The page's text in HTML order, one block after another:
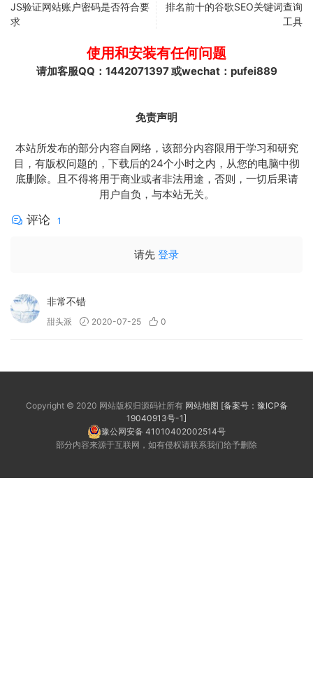
JS验证网站账户密码是否符合要
求
排名前十的谷歌SEO关键词查询
工具
使用和安装有任何问题
请加客服QQ：1442071397 或wechat：pufei889
免责声明
本站所发布的部分内容自网络，该部分内容限用于学习和研究
目，有版权问题的，下载后的24个小时之内，从您的电脑中彻
底删除。且不得将用于商业或者非法用途，否则，一切后果请
用户自负，与本站无关。
评论 1
请先 登录
非常不错
甜头派 2020-07-25 0
Copyright © 2020 网站版权归源码社所有 网站地图 [备案号：豫ICP备
19040913号-1]
豫公网安备 41010402002514号
部分内容来源于互联网，如有侵权请联系我们给予删除